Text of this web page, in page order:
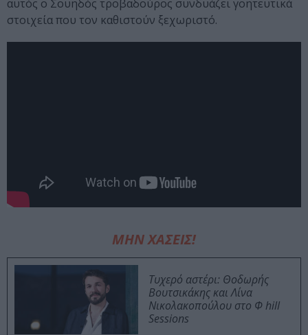
αυτός ο Σουηδός τροβαδούρος συνδυάζει γοητευτικά
στοιχεία που τον καθιστούν ξεχωριστό.
ΜΗΝ ΧΑΣΕΙΣ!
Τυχερό αστέρι: Θοδωρής
Βουτσικάκης και Λίνα
Νικολακοπούλου στο Φ hill
Sessions